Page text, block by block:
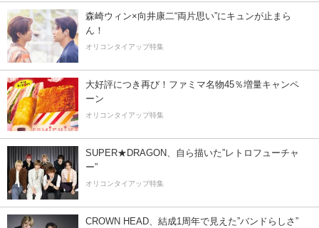
森崎ウィン×向井康二“両片思い”にキュンが止まら
ん！
オリコンタイアップ特集
大好評につき再び！ファミマ名物45％増量キャンペ
ーン
オリコンタイアップ特集
SUPER★DRAGON、自ら描いた”レトロフューチャ
ー”
オリコンタイアップ特集
CROWN HEAD、結成1周年で見えた”バンドらしさ”